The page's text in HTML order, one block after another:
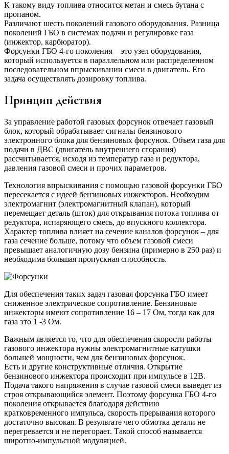
К такому виду топлива относится метан и смесь бутана с
пропаном.
Различают шесть поколений газового оборудования. Разница
поколений ГБО в системах подачи и регулировке газа
(инжектор, карбюратор).
Форсунки ГБО 4-го поколения – это узел оборудования,
который используется в параллельном или распределенном
последовательном впрыскивании смеси в двигатель. Его
задача осуществлять дозировку топлива.
Принцип действия
За управление работой газовых форсунок отвечает газовый
блок, который обрабатывает сигналы бензинового
электронного блока для бензиновых форсунок. Объем газа для
подачи в ДВС (двигатель внутреннего сгорания)
рассчитывается, исходя из температур газа и редуктора,
давления газовой смеси и прочих параметров.
Технология впрыскивания с помощью газовой форсунки ГБО
пересекается с идеей бензиновых инжекторов. Необходим
электромагнит (электромагнитный клапан), который
перемещает деталь (шток) для открывания потока топлива от
редуктора, испаряющего смесь, до впускного коллектора.
Характер топлива влияет на сечение каналов форсунок – для
газа сечение больше, потому что объем газовой смеси
превышает аналогичную дозу бензина (примерно в 250 раз) и
необходима большая пропускная способность.
Для обеспечения таких задач газовая форсунка ГБО имеет
сниженное электрическое сопротивление. Бензиновые
инжекторы имеют сопротивление 16 – 17 Ом, тогда как для
газа это 1 -3 Ом.
Важным является то, что для обеспечения скорости работы
газового инжектора нужны электромагнитные катушки
большей мощности, чем для бензиновых форсунок.
Есть и другие конструктивные отличия. Открытие
бензинового инжектора происходит при импульсе в 12В.
Подача такого напряжения в случае газовой смеси выведет из
строя открывающийся элемент. Поэтому форсунка ГБО 4-го
поколения открывается благодаря действию
кратковременного импульса, скорость прерывания которого
достаточно высокая. В результате чего обмотка детали не
перегревается и не перегорает. Такой способ называется
широтно-импульсной модуляцией.